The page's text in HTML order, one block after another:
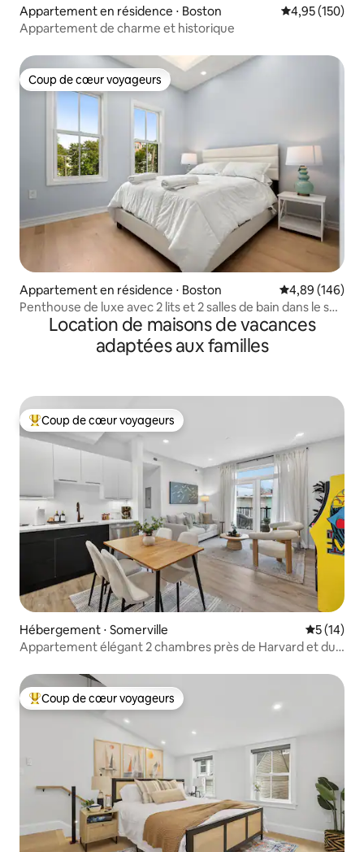
Appartement en résidence ⋅ Boston Évaluation
4,95 (150)
Appartement de charme et historique
Coup de cœur voyageurs
Coup de cœur voyageurs
Appartement en résidence ⋅ Boston Évaluation
4,89 (146)
Penthouse de luxe avec 2 lits et 2 salles de bain dans le sud
de Boston
Location de maisons de vacances
adaptées aux familles
Coups de cœur voyageurs les plus appréciés
Coup de cœur voyageurs
Hébergement ⋅ Somerville
5 (14)
Appartement élégant 2 chambres près de Harvard et du
Coups de cœur voyageurs les plus appréciés
Coup de cœur voyageurs